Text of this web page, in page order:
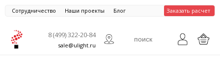
Сотрудничество Наши проекты Блог Заказать расчет
8 (499) 322-20-84
sale@ulight.ru